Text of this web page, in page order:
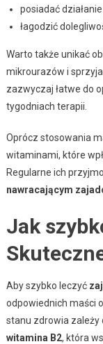
posiadać
łagodzić
Warto także unikać
mikrourazów i
zazwyczaj łatwe do
tygodniach terapii.
Oprócz stosowania
witaminami, które
Regularne ich
nawracającym
Jak
Aby szybko leczyć
odpowiednich maści
stanu zdrowia zależy
witamina B2, która